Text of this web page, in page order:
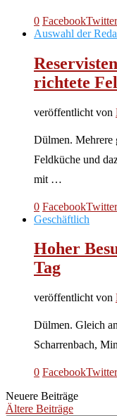
0 FacebookTwitter
Auswahl der
richtete
veröffentlicht von
Dülmen. Mehrere
Feldküche und
mit …
0 FacebookTwitter
Geschäftlich
Hoher
Tag
veröffentlicht von
Dülmen. Gleich
Scharrenbach,
0 FacebookTwitter
Neuere Beiträge
Ältere Beiträge